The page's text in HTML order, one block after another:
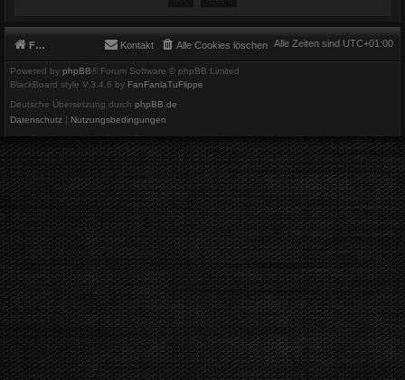
Foren-Übersicht Alle Zeiten sind UTC+01:00
Alle Cookies löschen
Kontakt
Powered by phpBB® Forum Software © phpBB Limited
BlackBoard style V.3.4.6 by FanFanlaTuFlippe
Deutsche Übersetzung durch phpBB.de
Datenschutz | Nutzungsbedingungen